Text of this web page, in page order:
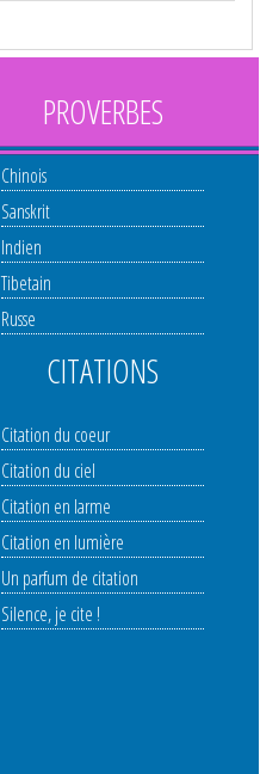
PROVERBES
Chinois
Sanskrit
Indien
Tibetain
Russe
CITATIONS
Citation du coeur
Citation du ciel
Citation en larme
Citation en lumière
Un parfum de citation
Silence, je cite !